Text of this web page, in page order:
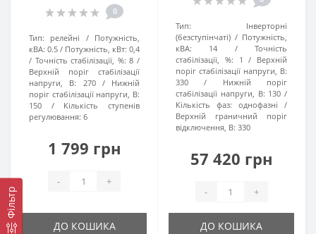
Фільтр
0
Тип: релейні
Потужність,
кВА: 0.5 Потужність, кВт: 0,4
Точність стабілізації, %: 8
Верхній поріг стабілізації
напруги, В:
270
Нижній
поріг стабілізації напруги, В:
150
Кількість ступенів
регулювання: 6
1 799 грн
- +
ДО КОШИКА
Тип:
Інверторні
(безступінчаті)
Потужність,
кВА:
14
Точність
стабілізації, %:
1
Верхній
поріг стабілізації напруги, В:
330
Нижній поріг
стабілізації напруги, В: 130
Кількість фаз:
однофазні
Верхній граничний поріг
відключення, В: 330
57 420 грн
- +
ДО КОШИКА